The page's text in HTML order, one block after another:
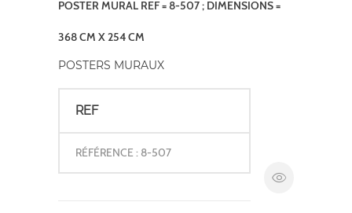
POSTER MURAL REF = 8-507 ; DIMENSIONS =
368 CM X 254 CM
POSTERS MURAUX
REF
RÉFÉRENCE : 8-507